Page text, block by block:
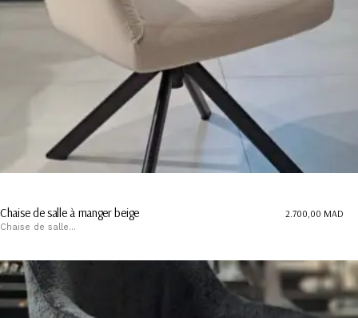
Chaise de salle à manger beige
Chaise de salle...
2.700,00 MAD